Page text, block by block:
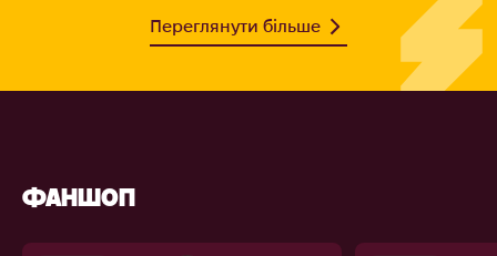
Переглянути більше
ФАНШОП